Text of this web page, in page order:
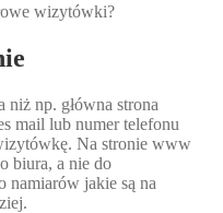
wizytówki?
np. główna strona
mail lub numer telefonu
Na stronie www
biura, a nie do
namiarów jakie są na